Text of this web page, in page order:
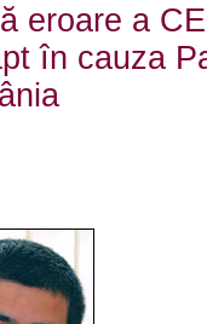
eroare a
în cauza